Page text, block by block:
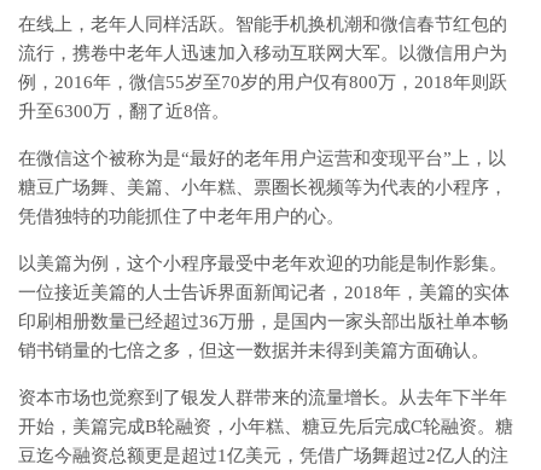
在线上，老年人同样活跃。智能手机换机潮和微信春节红包的
流行，携卷中老年人迅速加入移动互联网大军。以微信用户为
例，2016年，微信55岁至70岁的用户仅有800万，2018年则跃
升至6300万，翻了近8倍。
在微信这个被称为是“最好的老年用户运营和变现平台”上，以
糖豆广场舞、美篇、小年糕、票圈长视频等为代表的小程序，
凭借独特的功能抓住了中老年用户的心。
以美篇为例，这个小程序最受中老年欢迎的功能是制作影集。
一位接近美篇的人士告诉界面新闻记者，2018年，美篇的实体
印刷相册数量已经超过36万册，是国内一家头部出版社单本畅
销书销量的七倍之多，但这一数据并未得到美篇方面确认。
资本市场也觉察到了银发人群带来的流量增长。从去年下半年
开始，美篇完成B轮融资，小年糕、糖豆先后完成C轮融资。糖
豆迄今融资总额更是超过1亿美元，凭借广场舞超过2亿人的注